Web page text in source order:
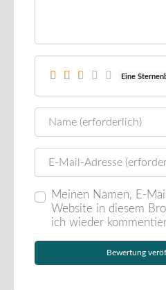
Eine
Name
E-Mail
Meinen Namen, E-
Website in diesem
ich wieder